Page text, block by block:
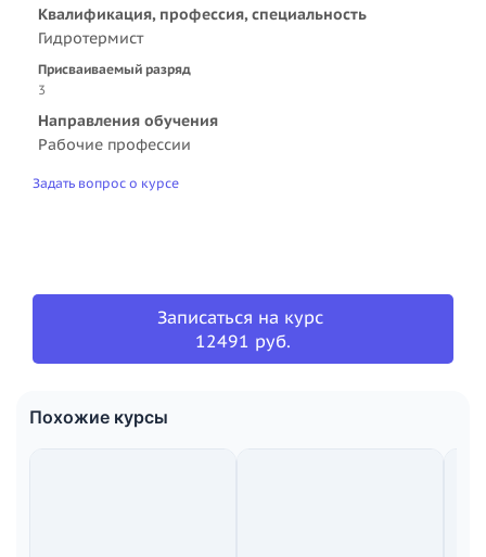
Квалификация, профессия, специальность
Гидротермист
Присваиваемый разряд
3
Направления обучения
Рабочие профессии
Задать вопрос о курсе
Записаться на курс
12491 руб.
Похожие курсы